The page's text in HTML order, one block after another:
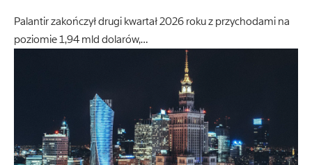
Palantir zakończył drugi kwartał 2026 roku z przychodami na
poziomie 1,94 mld dolarów,…